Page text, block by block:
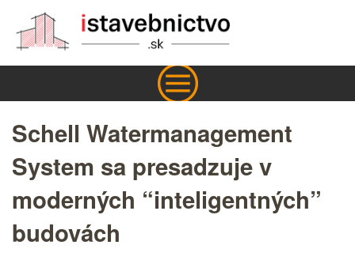
Schell Watermanagement
System sa presadzuje v
moderných “inteligentných”
budovách